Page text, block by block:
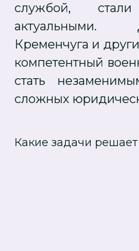
службой,
Кременчуга и
компетентный
стать
сложных
Какие задачи